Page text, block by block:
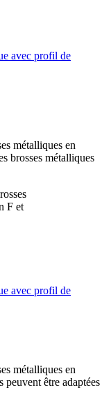
avec profil de
métalliques en
brosses métalliques
F et
avec profil de
métalliques en
être adaptées